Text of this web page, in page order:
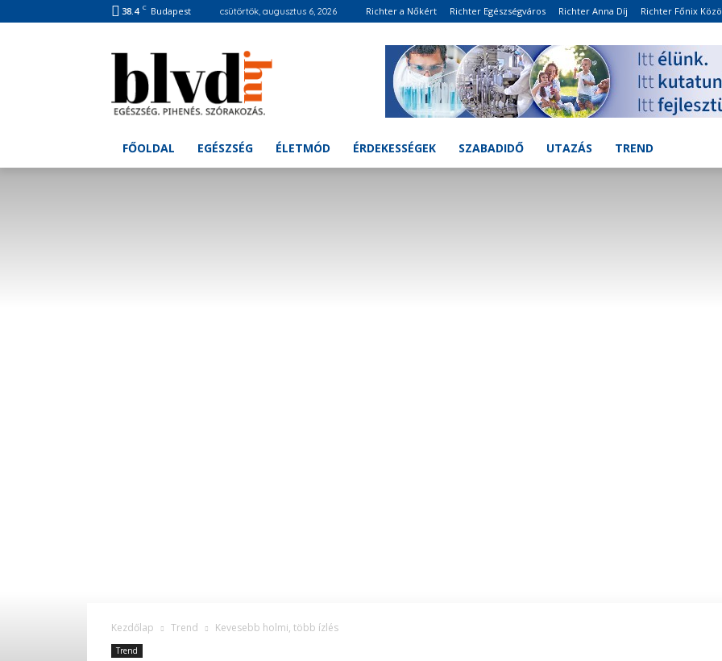
38.4 C Budapest csütörtök, augusztus 6, 2026 Richter a Nőkért Richter Egészségváros Richter Anna Díj Richter Főnix
FŐOLDAL EGÉSZSÉG ÉLETMÓD ÉRDEKESSÉGEK SZABADIDŐ UTAZÁS TREND
Kezdőlap Trend Kevesebb holmi, több ízlés
Trend